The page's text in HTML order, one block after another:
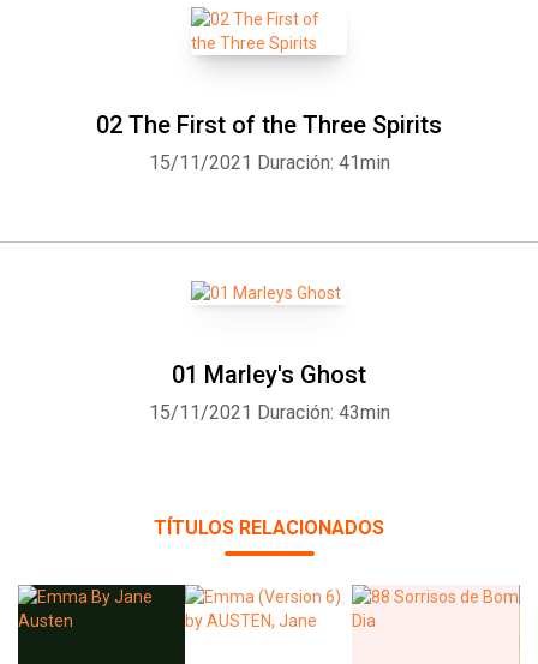
02 The First of the Three Spirits
15/11/2021 Duración: 41min
01 Marley's Ghost
15/11/2021 Duración: 43min
TÍTULOS RELACIONADOS